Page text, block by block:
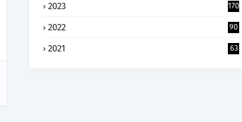
2023 170
2022 90
2021 63